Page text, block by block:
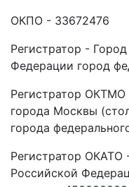
ОКПО - 33672476
Регистратор -
Федерации город
Регистратор ОКТМО
города Москвы
города
Регистратор ОКАТО
Российской